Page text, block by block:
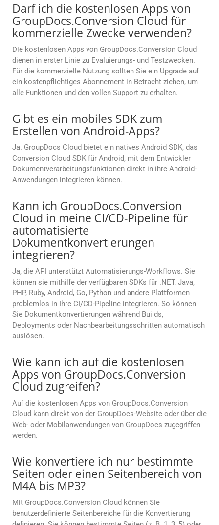
Darf ich die kostenlosen Apps von
GroupDocs.Conversion Cloud für
kommerzielle Zwecke verwenden?
Die kostenlosen Apps von GroupDocs.Conversion Cloud
dienen in erster Linie zu Evaluierungs- und Testzwecken.
Für die kommerzielle Nutzung sollten Sie ein Upgrade auf
ein kostenpflichtiges Abonnement in Betracht ziehen, um
alle Funktionen und den vollen Support zu erhalten.
Gibt es ein mobiles SDK zum
Erstellen von Android-Apps?
Ja. GroupDocs Cloud bietet ein natives Android SDK, das
Conversion Cloud SDK für Android, mit dem Entwickler
Dokumentverarbeitungsfunktionen direkt in ihre Android-
Anwendungen integrieren können.
Kann ich GroupDocs.Conversion
Cloud in meine CI/CD-Pipeline für
automatisierte
Dokumentkonvertierungen
integrieren?
Ja, die API unterstützt Automatisierungs-Workflows. Sie
können sie mithilfe der verfügbaren SDKs für .NET, Java,
PHP, Ruby, Android, Go, Python und andere Plattformen
problemlos in Ihre CI/CD-Pipeline integrieren. So können
Sie Dokumentkonvertierungen während Builds,
Deployments oder Nachbearbeitungsschritten automatisch
auslösen.
Wie kann ich auf die kostenlosen
Apps von GroupDocs.Conversion
Cloud zugreifen?
Auf die kostenlosen Apps von GroupDocs.Conversion
Cloud kann direkt von der GroupDocs-Website oder über die
Web- oder Mobilanwendungen von GroupDocs zugegriffen
werden.
Wie konvertiere ich nur bestimmte
Seiten oder einen Seitenbereich von
M4A bis MP3?
Mit GroupDocs.Conversion Cloud können Sie
benutzerdefinierte Seitenbereiche für die Konvertierung